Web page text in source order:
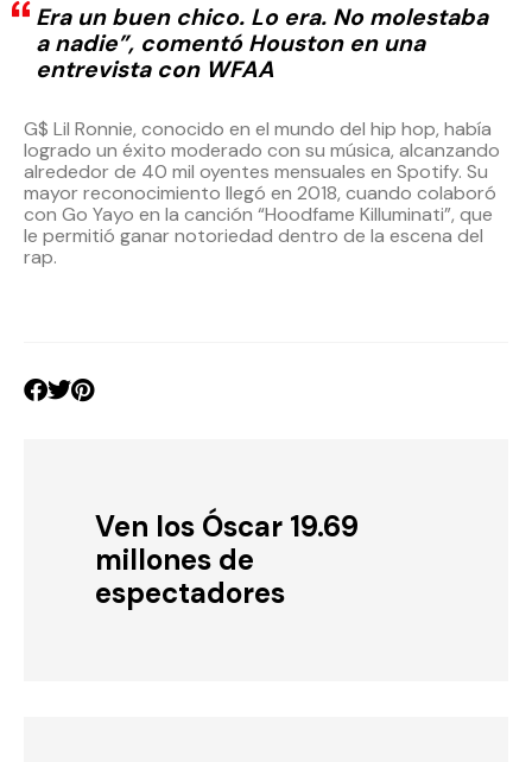
Era un buen chico. Lo era. No molestaba
a nadie”, comentó Houston en una
entrevista con WFAA
G$ Lil Ronnie, conocido en el mundo del hip hop, había
logrado un éxito moderado con su música, alcanzando
alrededor de 40 mil oyentes mensuales en Spotify. Su
mayor reconocimiento llegó en 2018, cuando colaboró
con Go Yayo en la canción “Hoodfame Killuminati”, que
le permitió ganar notoriedad dentro de la escena del
rap.
Ven los Óscar 19.69
millones de
espectadores